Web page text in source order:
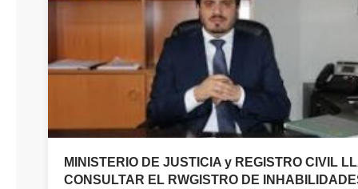
MINISTERIO DE JUSTICIA y REGISTRO CIVIL
CONSULTAR EL RWGISTRO DE